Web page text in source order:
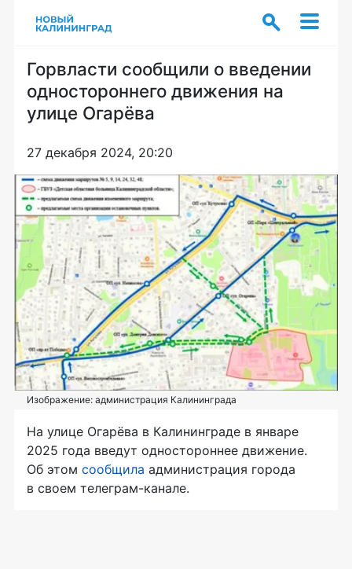
Горвласти сообщили о введении
одностороннего движения на
улице Огарёва
27 декабря 2024, 20:20
Изображение: администрация Калининграда
На улице Огарёва в Калининграде в январе
2025 года введут одностороннее движение.
Об этом сообщила администрация города
в своем телеграм-канале.